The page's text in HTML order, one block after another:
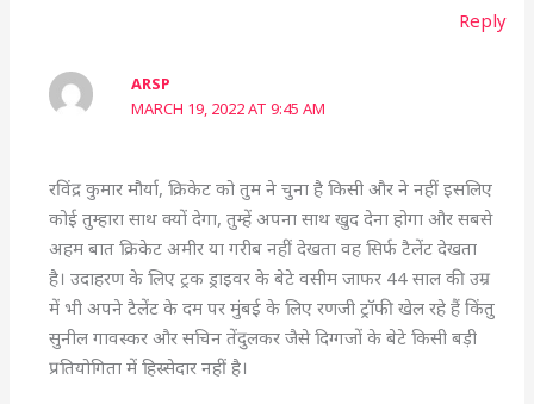
Reply
ARSP
MARCH 19, 2022 AT 9:45 AM
रविंद्र कुमार मौर्या, क्रिकेट को तुम ने चुना है किसी और ने नहीं इसलिए
कोई तुम्हारा साथ क्यों देगा, तुम्हें अपना साथ खुद देना होगा और सबसे
अहम बात क्रिकेट अमीर या गरीब नहीं देखता वह सिर्फ टैलेंट देखता
है। उदाहरण के लिए ट्रक ड्राइवर के बेटे वसीम जाफर 44 साल की उम्र
में भी अपने टैलेंट के दम पर मुंबई के लिए रणजी ट्रॉफी खेल रहे हैं किंतु
सुनील गावस्कर और सचिन तेंदुलकर जैसे दिग्गजों के बेटे किसी बड़ी
प्रतियोगिता में हिस्सेदार नहीं है।